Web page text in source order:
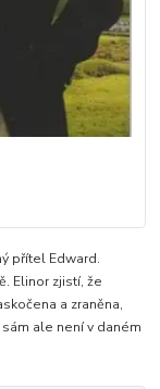
přítel Edward.
Elinor zjistí, že
a zraněna,
ale není v daném